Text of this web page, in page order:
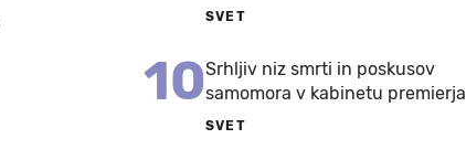
SVET
10Srhljiv niz smrti in poskusov
samomora v kabinetu premierja
SVET